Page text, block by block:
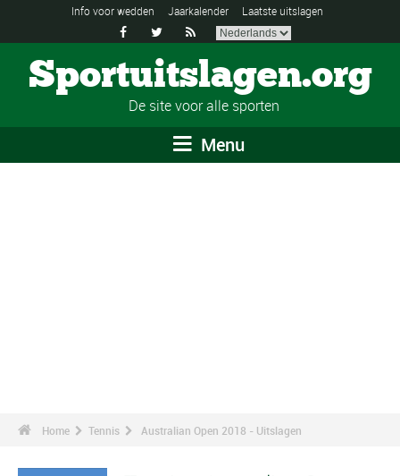
Info voor wedden Jaarkalender Laatste uitslagen
  
Sportuitslagen.org
De site voor alle sporten
Menu
Home Tennis Australian Open 2018 - Uitslagen